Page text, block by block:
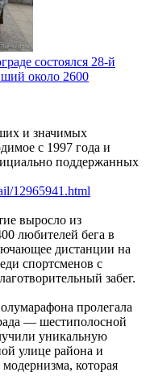
состоялся 28-й
около 2600
и значимых
с 1997 года и
поддержанных
12965941.html
выросло из
любителей бега в
дистанции на
спортсменов с
забег.
пролегала
— шестиполосной
уникальную
улице района и
модернизма, которая